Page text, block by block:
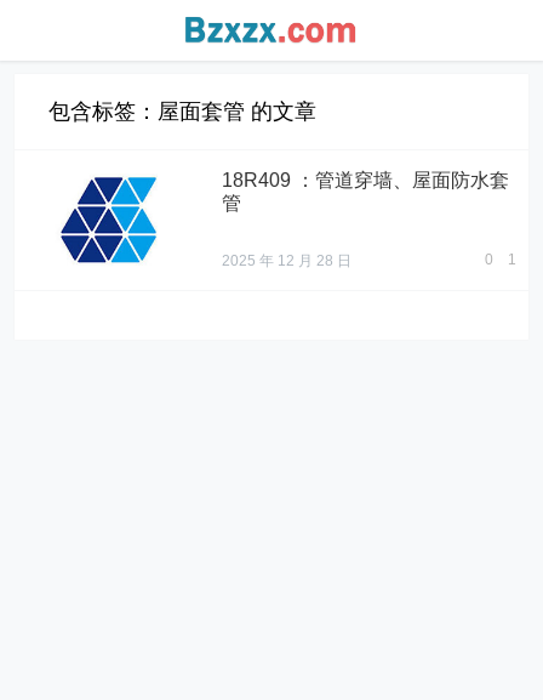
包含标签：屋面套管 的文章
18R409 ：管道穿墙、屋面防水套
管
2025 年 12 月 28 日 0 1